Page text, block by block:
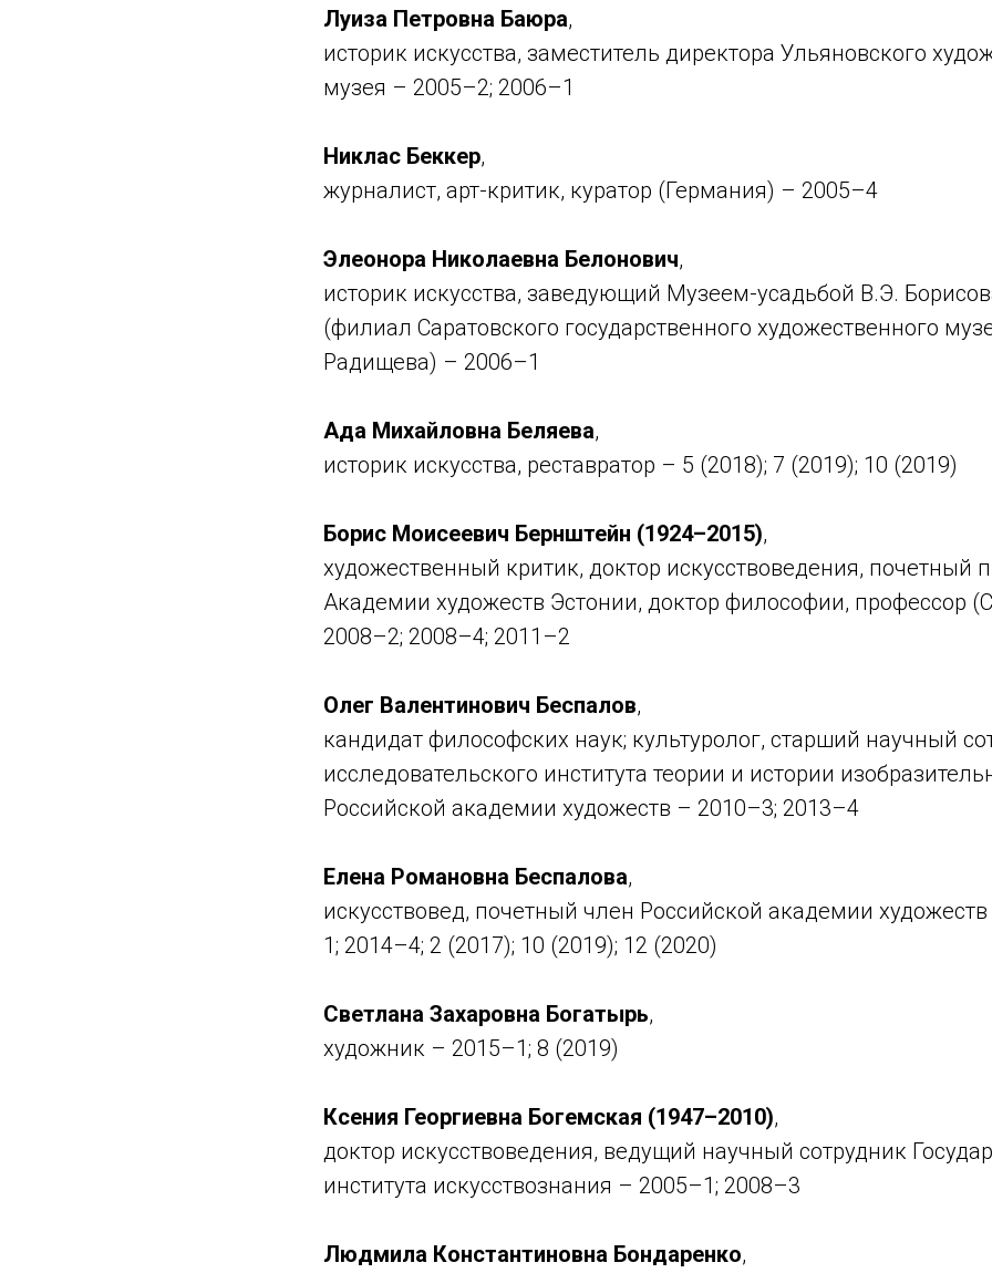
Луиза Петровна Баюра,
историк искусства, заместитель директора Ульяновского
музея – 2005–2; 2006–1
Никлас Беккер,
журналист, арт-критик, куратор (Германия) – 2005–4
Элеонора Николаевна Белонович,
историк искусства, заведующий Музеем-усадьбой В.Э.
(филиал Саратовского государственного художественного
Радищева) – 2006–1
Ада Михайловна Беляева,
историк искусства, реставратор – 5 (2018); 7 (2019); 10 (2019)
Борис Моисеевич Бернштейн (1924–2015),
художественный критик, доктор искусствоведения, почетный
Академии художеств Эстонии, доктор философии, профессор
2008–2; 2008–4; 2011–2
Олег Валентинович Беспалов,
кандидат философских наук; культуролог, старший научный
исследовательского института теории и истории
Российской академии художеств – 2010–3; 2013–4
Елена Романовна Беспалова,
искусствовед, почетный член Российской академии
1; 2014–4; 2 (2017); 10 (2019); 12 (2020)
Светлана Захаровна Богатырь,
художник – 2015–1; 8 (2019)
Ксения Георгиевна Богемская (1947–2010),
доктор искусствоведения, ведущий научный сотрудник
института искусствознания – 2005–1; 2008–3
Людмила Константиновна Бондаренко,